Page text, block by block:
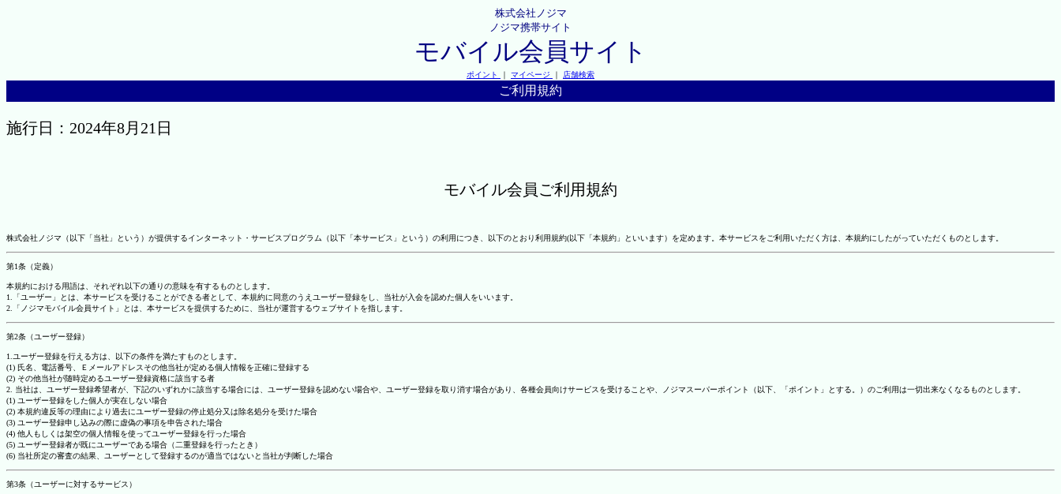
株式会社ノジマ
ノジマ携帯サイト
モバイル会員サイト
ポイント ｜ マイページ ｜ 店舗検索
ご利用規約
施行日：2024年8月21日
モバイル会員ご利用規約
株式会社ノジマ（以下「当社」という）が提供するインターネット・サービスプログラム（以下「本サービス」という）の利用につき、以下のとおり利用規約(以下「本規約」といいます）を定めます。本サービスをご利用いただく方は、本規約にしたがっていただくものとします。
第1条（定義）
本規約における用語は、それぞれ以下の通りの意味を有するものとします。
1.「ユーザー」とは、本サービスを受けることができる者として、本規約に同意のうえユーザー登録をし、当社が入会を認めた個人をいいます。
2.「ノジマモバイル会員サイト」とは、本サービスを提供するために、当社が運営するウェブサイトを指します。
第2条（ユーザー登録）
1.ユーザー登録を行える方は、以下の条件を満たすものとします。
(1) 氏名、電話番号、Ｅメールアドレスその他当社が定める個人情報を正確に登録する
(2) その他当社が随時定めるユーザー登録資格に該当する者
2. 当社は、ユーザー登録希望者が、下記のいずれかに該当する場合には、ユーザー登録を認めない場合や、ユーザー登録を取り消す場合があり、各種会員向けサービスを受けることや、ノジマスーパーポイント（以下、「ポイント」とする。）のご利用は一切出来なくなるものとします。
(1) ユーザー登録をした個人が実在しない場合
(2) 本規約違反等の理由により過去にユーザー登録の停止処分又は除名処分を受けた場合
(3) ユーザー登録申し込みの際に虚偽の事項を申告された場合
(4) 他人もしくは架空の個人情報を使ってユーザー登録を行った場合
(5) ユーザー登録者が既にユーザーである場合（二重登録を行ったとき）
(6) 当社所定の審査の結果、ユーザーとして登録するのが適当ではないと当社が判断した場合
第3条（ユーザーに対するサービス）